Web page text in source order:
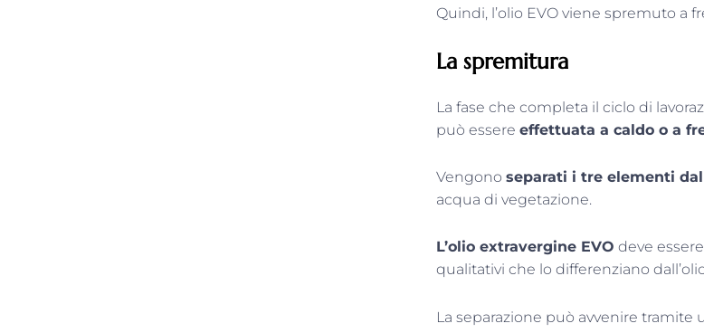
Quindi, l’olio EVO viene spremuto a
La spremitura
La fase che completa il ciclo di
può essereeffettuata a caldo o a
Vengonoseparati i tre elementi
acqua di vegetazione.
L’olio extravergine EVO deve
qualitativi che lo differenziano
La separazione può avvenire tramite